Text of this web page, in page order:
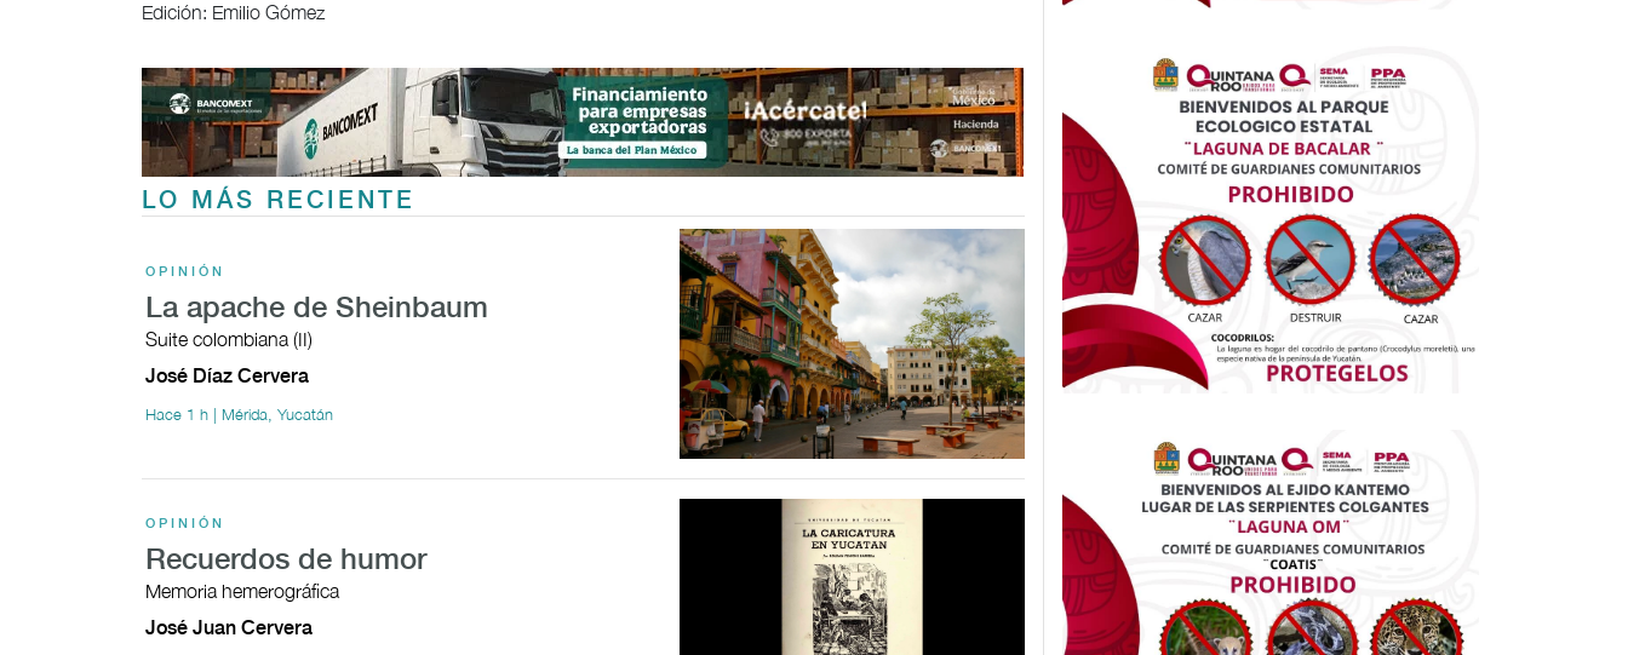
Edición: Emilio Gómez
LO MÁS RECIENTE
OPINIÓN
La apache de Sheinbaum
Suite colombiana (II)
José Díaz Cervera
Hace 1 h | Mérida, Yucatán
OPINIÓN
Recuerdos de humor
Memoria hemerográfica
José Juan Cervera